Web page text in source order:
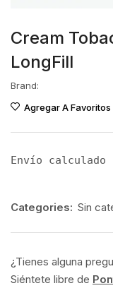
Cream
LongFill
Brand:
Agregar A Favoritos
Envío
Categories: Sin
¿Tienes alguna
Siéntete libre de